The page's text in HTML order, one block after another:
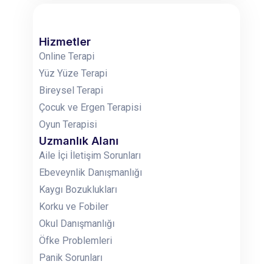
Hizmetler
Online Terapi
Yüz Yüze Terapi
Bireysel Terapi
Çocuk ve Ergen Terapisi
Oyun Terapisi
Uzmanlık Alanı
Aile İçi İletişim Sorunları
Ebeveynlik Danışmanlığı
Kaygı Bozuklukları
Korku ve Fobiler
Okul Danışmanlığı
Öfke Problemleri
Panik Sorunları